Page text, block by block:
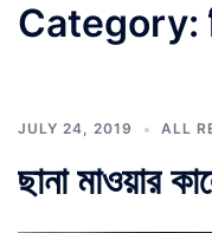
Category:
JULY 24, 2019 ALL
ছানা মাওয়ার